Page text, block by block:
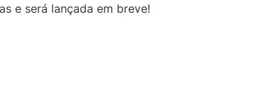
e será lançada em breve!